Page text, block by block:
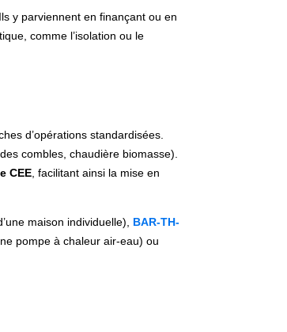
y parviennent en finançant ou en
comme l’isolation ou le
d’opérations standardisées.
combles, chaudière biomasse).
CEE, facilitant ainsi la mise en
maison individuelle), BAR-TH-
pompe à chaleur air-eau) ou